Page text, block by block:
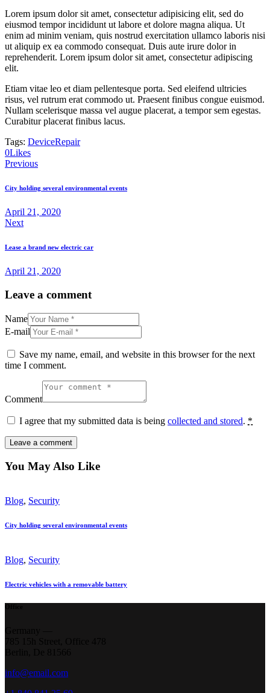
Lorem ipsum dolor sit amet, consectetur adipisicing elit, sed do
eiusmod tempor incididunt ut labore et dolore magna aliqua. Ut
enim ad minim veniam, quis nostrud exercitation ullamco laboris nisi
ut aliquip ex ea commodo consequat. Duis aute irure dolor in
reprehenderit. Lorem ipsum dolor sit amet, consectetur adipiscing
elit.
Etiam vitae leo et diam pellentesque porta. Sed eleifend ultricies
risus, vel rutrum erat commodo ut. Praesent finibus congue euismod.
Nullam scelerisque massa vel augue placerat, a tempor sem egestas.
Curabitur placerat finibus lacus.
Tags: DeviceRepair
0Likes
Post
navigation
Previous
City holding several environmental events
April 21, 2020
Next
Lease a brand new electric car
April 21, 2020
Leave a comment
Name
E-mail
Save my name, email, and website in this browser for the next
time I comment.
Comment
I agree that my submitted data is being collected and stored. *
You May Also Like
Blog, Security
City holding several environmental events
Blog, Security
Electric vehicles with a removable battery
info@email.com